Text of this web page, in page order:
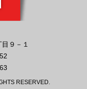
９－１
RESERVED.